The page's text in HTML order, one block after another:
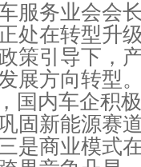
服务业会会
处在转型升
策引导下，
展方向转型
国内车企积
固新能源赛
是商业模式